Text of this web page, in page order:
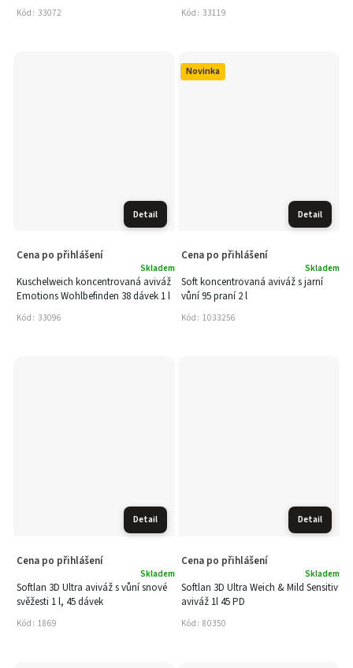
Kód: 33072 Kód: 33119
Detail
Kuschelweich koncentrovaná aviváž
Emotions Wohlbefinden 38 dávek 1 l
Skladem
Cena po přihlášení
Kód: 33096
Novinka
Detail
Soft koncentrovaná aviváž s jarní
vůní 95 praní 2 l
Skladem
Cena po přihlášení
Kód: 1033256
Detail
Softlan 3D Ultra aviváž s vůní snové
svěžesti 1 l, 45 dávek
Skladem
Cena po přihlášení
Kód: 1869
Detail
Softlan 3D Ultra Weich & Mild Sensitiv
aviváž 1l 45 PD
Skladem
Cena po přihlášení
Kód: 80350